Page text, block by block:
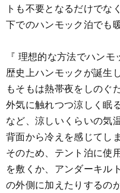
トも不要となるだけでな
下でのハンモック泊でも
『 理想的な方法でハンモ
歴史上ハンモックが誕生
もそもは熱帯夜をしのぐ
外気に触れつつ涼しく眠
など、涼しいくらいの気
背面から冷えを感じてし
そのため、テント泊に使
を敷くか、アンダーキル
の外側に加えたりするの